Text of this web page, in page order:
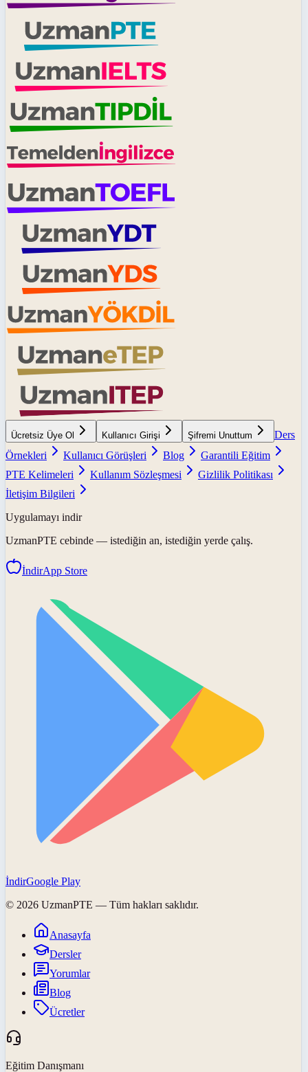
Ücretsiz Üye Ol Kullanıcı Girişi Şifremi Unuttum
Ders
Örnekleri
Kullanıcı Görüşleri Blog
Garantili Eğitim
PTE Kelimeleri
Kullanım Sözleşmesi
Gizlilik Politikası
İletişim Bilgileri
Uygulamayı indir
UzmanPTE cebinde — istediğin an, istediğin yerde çalış.
İndirApp Store
İndirGoogle Play
© 2026 UzmanPTE — Tüm hakları saklıdır.
Anasayfa
Dersler
Yorumlar
Blog
Ücretler
Eğitim Danışmanı